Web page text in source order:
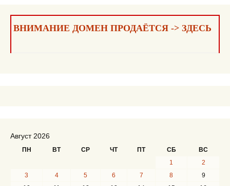
ВНИМАНИЕ ДОМЕН ПРОДАЁТСЯ -> ЗДЕСЬ
Август 2026
ПН ВТ СР ЧТ ПТ СБ
ВС
1
2
3
4 5 6 7 8
9